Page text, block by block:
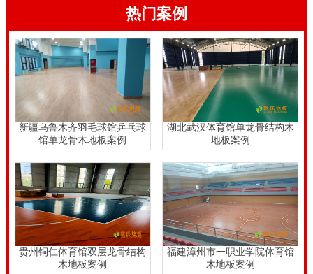
方比肩。我国国产的运动木地板产品**体育用品监督检
验中心检测，质量管理体系，IS014001环境管理体系，
OHSAS18001职业健康安全管理体系。
热门案例
新疆乌鲁木齐羽毛球馆乒乓球
馆单龙骨木地板案例
湖北武汉体育馆单龙骨结构木
地板案例
贵州铜仁体育馆双层龙骨结构
木地板案例
福建漳州市一职业学院体育馆
木地板案例